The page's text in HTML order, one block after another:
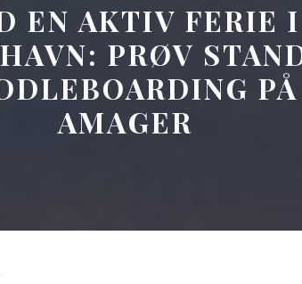
EN AKTIV FERIE I
PRØV
PÅ
AMAGER